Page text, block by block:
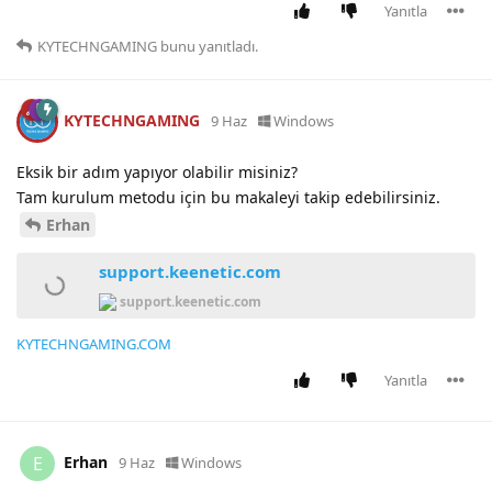
Yanıtla
KYTECHNGAMING bunu yanıtladı.
KYTECHNGAMING 9 Haz Windows
Eksik bir adım yapıyor olabilir misiniz?
Tam kurulum metodu için bu makaleyi takip edebilirsiniz.
Erhan
support.keenetic.com
support.keenetic.com
KYTECHNGAMING.COM
Yanıtla
E Erhan 9 Haz Windows